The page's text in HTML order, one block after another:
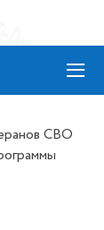
≡
СВО